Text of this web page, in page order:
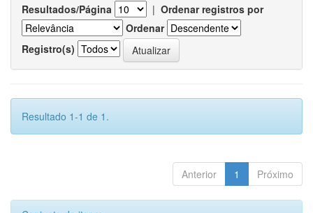
Resultados/Página | Ordenar registros por
Ordenar
Registro(s)
Resultado 1-1 de 1.
Anterior 1 Próximo